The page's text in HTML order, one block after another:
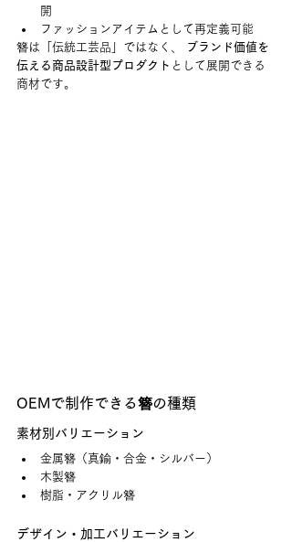
開
ファッションアイテムとして再定義可能
簪は「伝統工芸品」ではなく、
ブランド価値を
伝える商品設計型プロダクト として展開できる
商材です。
OEMで制作できる簪の種類
素材別バリエーション
金属簪（真鍮・合金・シルバー）
木製簪
樹脂・アクリル簪
デザイン・加工バリエーション